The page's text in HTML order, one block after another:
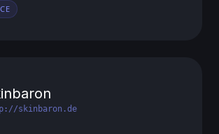
skinbaron.de